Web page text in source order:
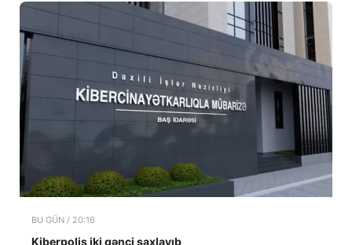
BU GÜN / 20:16
Kiberpolis iki gənci saxlayıb